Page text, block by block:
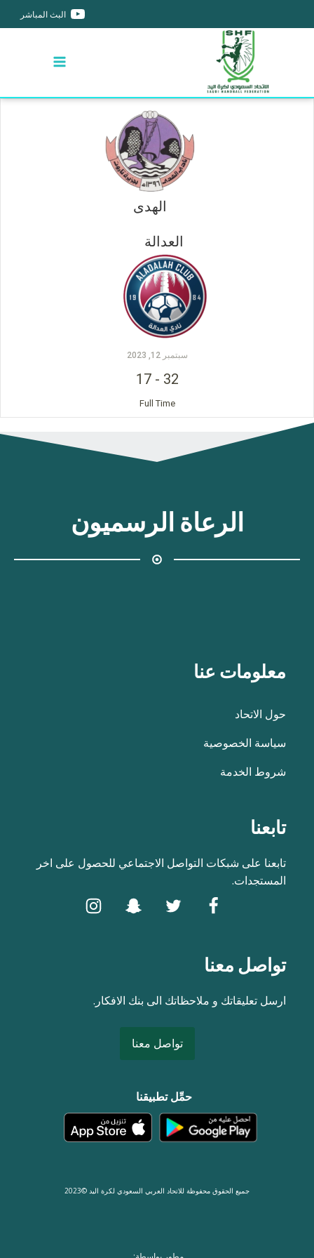
البث المباشر
الهدى
العدالة
سبتمبر 12, 2023
32
-
17
Full Time
الرعاة الرسميون
معلومات عنا
حول الاتحاد
سياسة الخصوصية
شروط الخدمة
تابعنا
تابعنا على شبكات التواصل الاجتماعي للحصول على اخر
المستجدات.
تواصل معنا
ارسل تعليقاتك و ملاحظاتك الى بنك الافكار.
تواصل معنا
حمِّل تطبيقنا
جميع الحقوق محفوظة للاتحاد العربي السعودي لكرة اليد ©2023